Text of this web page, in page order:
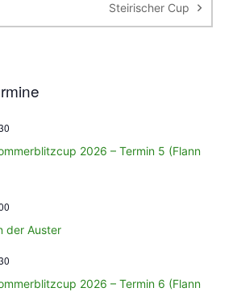
Steirischer Cup
2026 – Termin 5 (Flann
der Auster
2026 – Termin 6 (Flann